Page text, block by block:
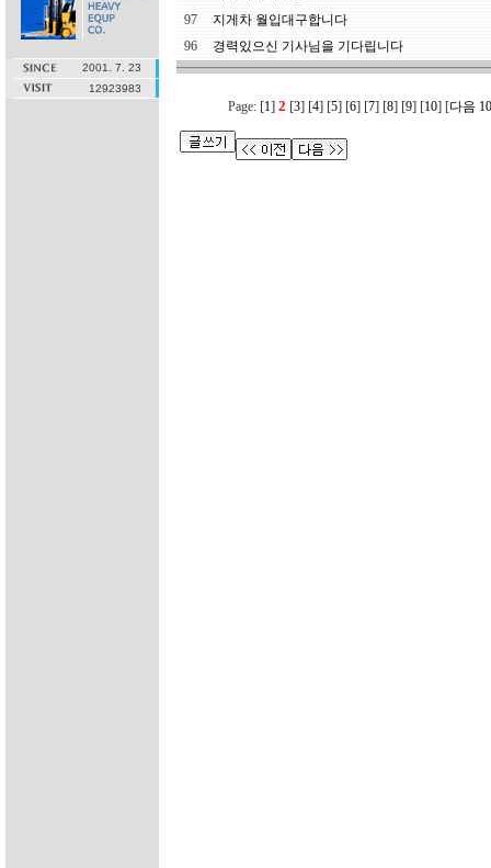
2001. 7. 23
12923983
97
지게차 월입대구합니다
96
경력있으신 기사님을 기다립니다
Page:[1] 2 [3] [4] [5] [6] [7] [8] [9] [10] [다음